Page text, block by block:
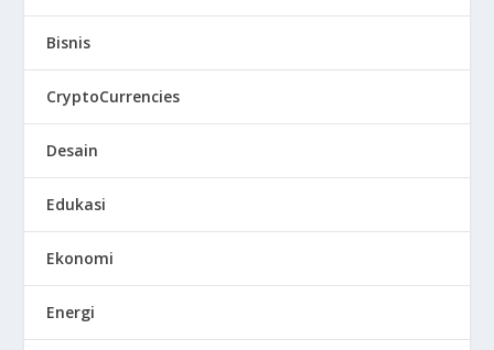
Bisnis
CryptoCurrencies
Desain
Edukasi
Ekonomi
Energi